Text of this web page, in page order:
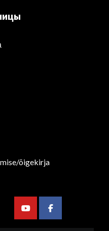
õigekirja
YoutubeFacebook